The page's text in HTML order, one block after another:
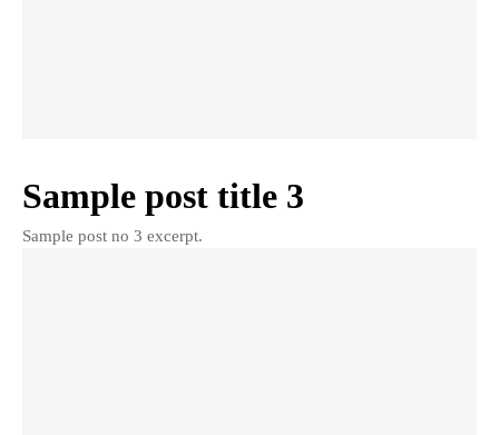
Sample post title 3
Sample post no 3 excerpt.